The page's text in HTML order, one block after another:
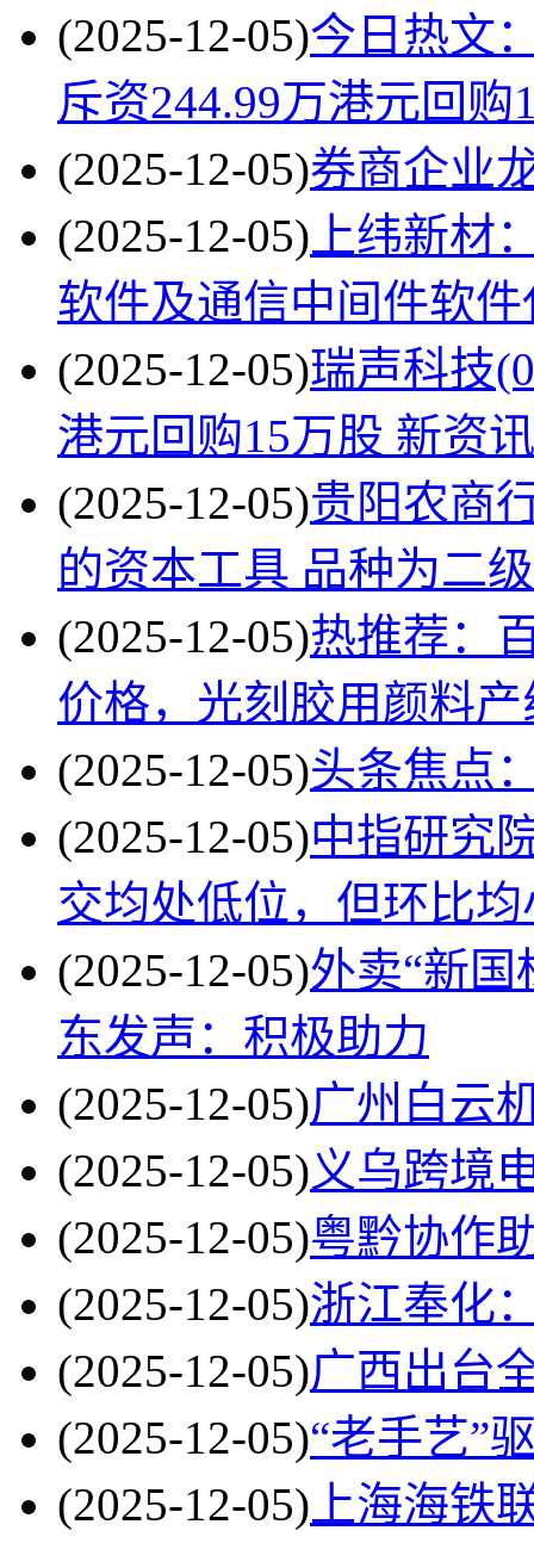
(2025-12-05)今日热文
斥资244.99万港元回购
(2025-12-05)券商企业
(2025-12-05) 上纬新材
软件及通信中间件软
(2025-12-05)瑞声科技
港元回购15万股 新资讯
(2025-12-05)贵阳农商
的资本工具 品种为二
(2025-12-05)热推荐：
价格，光刻胶用颜料
(2025-12-05)头条焦点
(2025-12-05)中指研究
交均处低位，但环比
(2025-12-05)外卖“新
东发声：积极助力
(2025-12-05)广州白云
(2025-12-05)义乌跨境
(2025-12-05)粤黔协作
(2025-12-05)浙江奉化
(2025-12-05)广西出台
(2025-12-05)“老手艺”
(2025-12-05) 上海海铁